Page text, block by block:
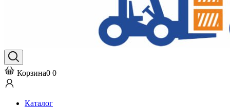
Корзина0 0
Каталог